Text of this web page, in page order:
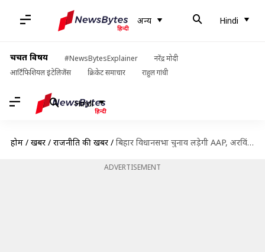
अन्य Hindi
चर्चित विषय #NewsBytesExplainer
नरेंद्र मोदी
आर्टिफिशियल इंटेलिजेंस
क्रिकेट समाचार राहुल गांधी
Hindi
होम / खबरें / राजनीति की खबरें / बिहार विधानसभा चुनाव लड़ेगी AAP, अरविंद केजरीवाल बोले- किसी से गठबंधन नहीं
ADVERTISEMENT